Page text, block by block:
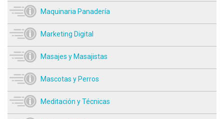
Maquinaria Panadería
Marketing Digital
Masajes y Masajistas
Mascotas y Perros
Meditación y Técnicas